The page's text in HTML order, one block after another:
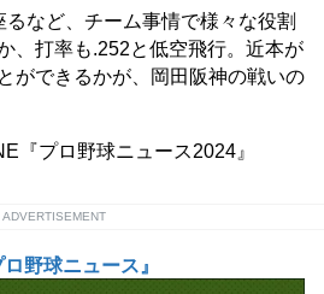
など、チーム事情で様々な役割
、打率も.252と低空飛行。近本が
ができるかが、岡田阪神の戦いの
『プロ野球ニュース2024』
ADVERTISEMENT
野球ニュース』